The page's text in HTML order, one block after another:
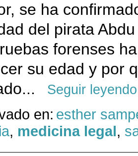
se ha
del pirata
forenses
su edad y por
Seguir leyendo
en: esther
, medicina legal,